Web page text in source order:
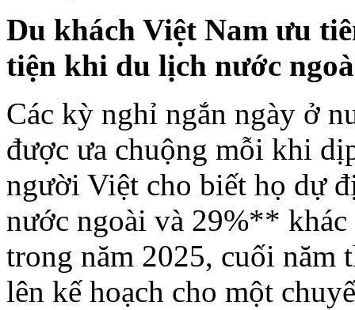
Du khách Việt Nam ưu
tiện khi du lịch nước
Các kỳ nghỉ ngắn ngày ở
được ưa chuộng mỗi khi
người Việt cho biết họ dự
nước ngoài và 29%**
trong năm 2025, cuối năm
lên kế hoạch cho một